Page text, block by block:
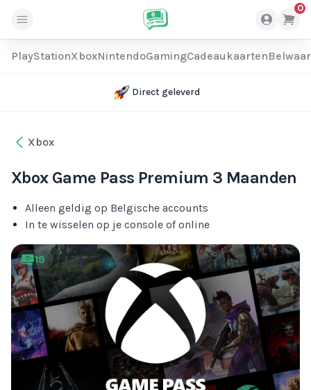
0
PlayStationXboxNintendoGamingCadeaukaarten
Direct geleverd
Xbox
Xbox Game Pass Premium 3 Maanden
Alleen geldig op Belgische accounts
In te wisselen op je console of online
19